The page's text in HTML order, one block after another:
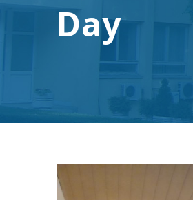
Day